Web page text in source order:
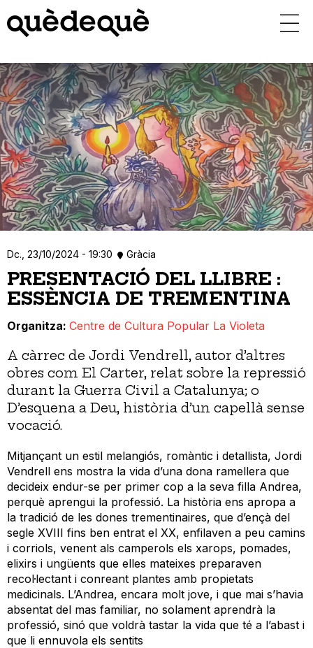
contingut
Dc., 23/10/2024 - 19:30 Gràcia
PRESENTACIÓ DEL LLIBRE :
ESSÈNCIA DE TREMENTINA
Organitza Centre de Cultura Popular La Violeta
A càrrec de Jordi Vendrell, autor d’altres
obres com El Carter, relat sobre la repressió
durant la Guerra Civil a Catalunya; o
D’esquena a Deu, història d’un capellà sense
vocació.
Mitjançant un estil melangiós, romàntic i detallista, Jordi
Vendrell ens mostra la vida d’una dona ramellera que
decideix endur-se per primer cop a la seva filla Andrea,
perquè aprengui la professió. La història ens apropa a
la tradició de les dones trementinaires, que d’ençà del
segle XVIII fins ben entrat el XX, enfilaven a peu camins
i corriols, venent als camperols els xarops, pomades,
elixirs i ungüents que elles mateixes preparaven
recol·lectant i conreant plantes amb propietats
medicinals. L’Andrea, encara molt jove, i que mai s’havia
absentat del mas familiar, no solament aprendrà la
professió, sinó que voldrà tastar la vida que té a l’abast i
que li ennuvola els sentits